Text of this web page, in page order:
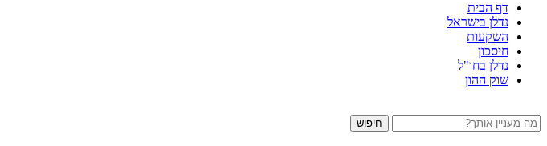
דף הבית
נדלן בישראל
השקעות
חיסכון
נדלן בחו"ל
שוק ההון
חיפוש